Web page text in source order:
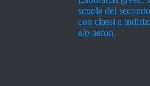
scuole del
con classi a
e/o aeron.